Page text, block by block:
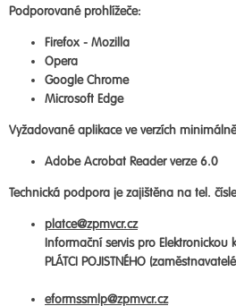
Podporované prohlížeče:
Firefox - Mozilla
Opera
Google Chrome
Microsoft Edge
Vyžadované aplikace ve verzích
Adobe Acrobat Reader verze 6.0
Technická podpora je zajištěna na tel.
platce@zpmvcr.cz
Informační servis pro Elektronickou
PLÁTCI POJISTNÉHO
eformssmlp@zpmvcr.cz